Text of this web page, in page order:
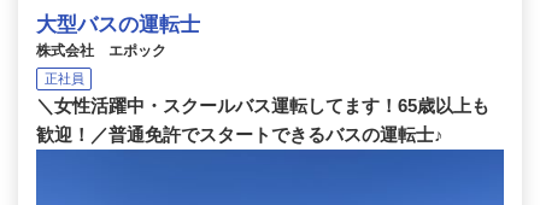
大型バスの運転士
株式会社 エポック
正社員
＼女性活躍中・スクールバス運転してます！65歳以上も
歓迎！／普通免許でスタートできるバスの運転士♪